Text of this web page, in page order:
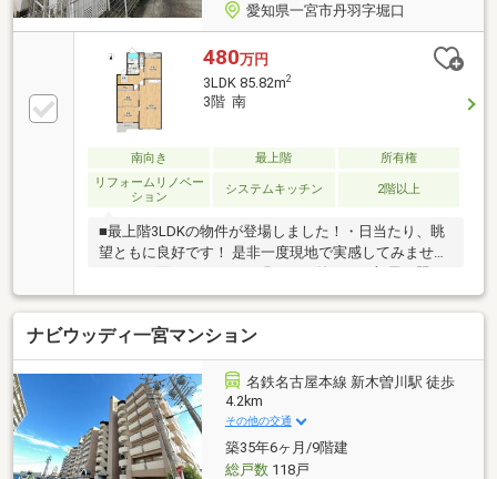
愛知県一宮市丹羽字堀口
480万円
3LDK 85.82m2
3階 南
南向き 最上階
所有権
リフォームリノベー
ション
システムキッチン 2階以上
■最上階3LDKの物件が登場しました！・日当たり、眺
望ともに良好です！ 是非一度現地で実感してみません
か？・両面バルコニーで明るい日差しがお部屋を照ら
します！・南面にバルコニーがあるのでお洗濯物もよ
く乾きそうですね！■2023年10月和室を洋室へリフォ
ーム済！・LDKは広々約17帖！南側に窓もあり家族団
らんの場が明るく広い空間になります！・各洋室は
LDKを介さずに入れるため、来客時にも重宝しそうで
すね◎！・各部屋嬉しい約6帖です！■■■【周辺環境】
■■■西成小学校 徒歩16分西成中学校 徒歩16分名鉄
バス「丹羽団地」停 徒歩6分コンビニ 徒歩約8分薬
局 徒歩約8分
ナビウッディ一宮マンション
名鉄名古屋本線 新木曽川駅 徒歩
4.2km
その他の交通
築35年6ヶ月/9階建
総戸数118戸